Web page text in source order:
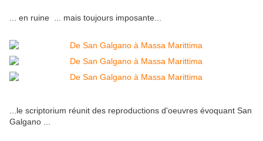
... en ruine ... mais toujours imposante...
...le scriptorium réunit des reproductions d'oeuvres évoquant San
Galgano ...